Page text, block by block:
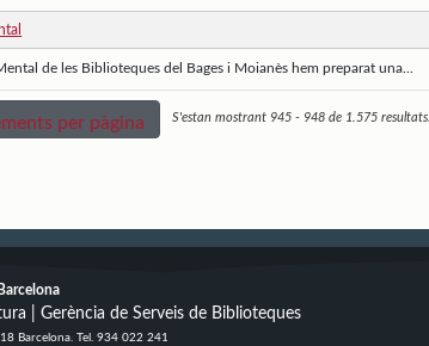
de les Biblioteques del Bages i Moianès hem preparat una...
per pàgina S'estan mostrant 945 - 948 de 1.575 resultats.
| Gerència de Serveis de Biblioteques
Barcelona. Tel. 934 022 241